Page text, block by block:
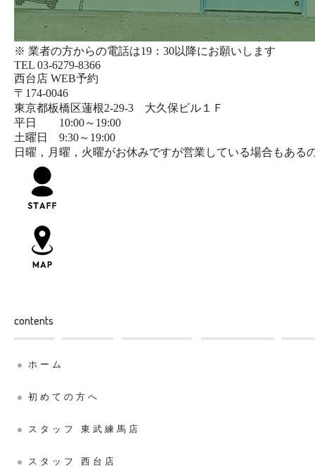
※ 業者の方からの電話は19：30以降にお願いします
TEL 03-6279-8366
西台店 WEB予約
〒174-0046
東京都板橋区蓮根2-29-3 大久保ビル１Ｆ
平日 10:00～19:00
土曜日 9:30～19:00
日曜，月曜，火曜がお休みですが営業している場合もある
contents
ホーム
初めての方へ
スタッフ 東武練馬店
スタッフ 西台店